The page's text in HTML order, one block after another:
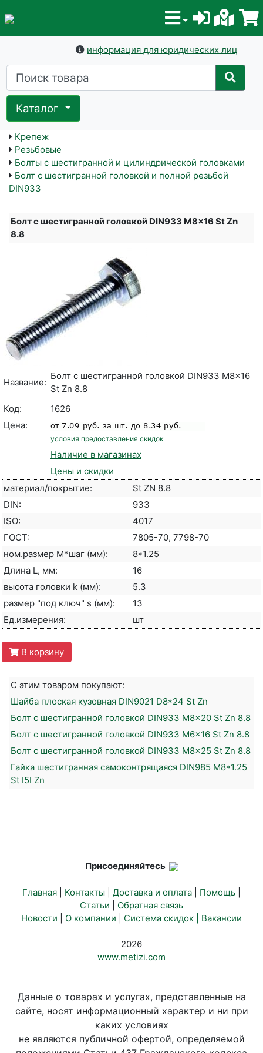
информация для юридических лиц
Каталог
Крепеж
Резьбовые
Болты с шестигранной и цилиндрической головками
Болт с шестигранной головкой и полной резьбой
DIN933
Болт с шестигранной головкой DIN933 M8x16 St Zn
8.8
Название:
Болт с шестигранной головкой DIN933 M8x16
St Zn 8.8
Код:
1626
Цена:
условия предоставления скидок
Наличие в магазинах
Цены и скидки
материал/покрытие:
St ZN 8.8
DIN:
933
ISO:
4017
ГОСТ:
7805-70, 7798-70
ном.размер М*шаг (мм):
8*1.25
Длина L, мм:
16
высота головки k (мм):
5.3
размер "под ключ" s (мм):
13
Ед.измерения:
шт
В корзину
С этим товаром покупают:
Шайба плоская кузовная DIN9021 D8*24 St Zn
Болт с шестигранной головкой DIN933 M8x20 St Zn 8.8
Болт с шестигранной головкой DIN933 M6x16 St Zn 8.8
Болт с шестигранной головкой DIN933 M8x25 St Zn 8.8
Гайка шестигранная самоконтрящаяся DIN985 M8*1.25
St I5I Zn
Присоединяйтесь
Главная Контакты Доставка и оплата Помощь
Статьи
Обратная связь
Новости
О компании Система скидок | Вакансии
2026
www.metizi.com
Данные о товарах и услугах, представленные на
сайте, носят информационный характер и ни при
каких условиях
не являются публичной офертой, определяемой